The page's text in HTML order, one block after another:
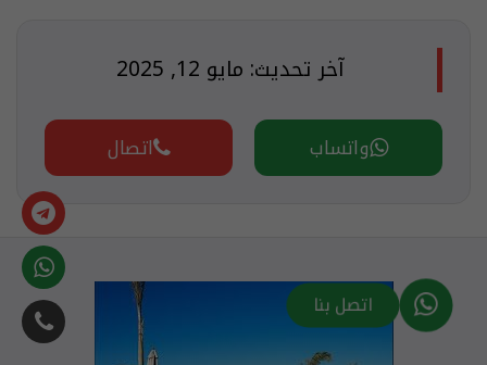
آخر تحديث: مايو 12, 2025
واتساب اتصال
اتصل بنا